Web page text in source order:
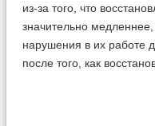
из-за того, что
значительно медленнее,
нарушения в их работе
после того, как